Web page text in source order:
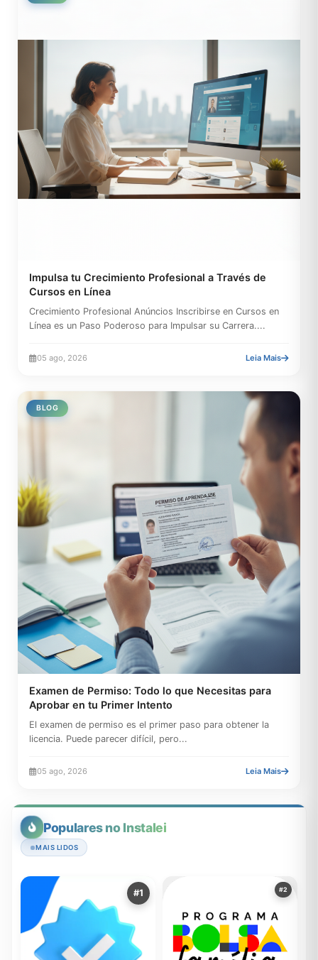
Impulsa tu Crecimiento Profesional a Través de
Cursos en Línea
Crecimiento Profesional Anúncios Inscribirse en Cursos en
Línea es un Paso Poderoso para Impulsar su Carrera....
05 ago, 2026 Leia Mais
BLOG
Examen de Permiso: Todo lo que Necesitas para
Aprobar en tu Primer Intento
El examen de permiso es el primer paso para obtener la
licencia. Puede parecer difícil, pero...
05 ago, 2026 Leia Mais
Populares no Instalei
MAIS LIDOS
#1 #2